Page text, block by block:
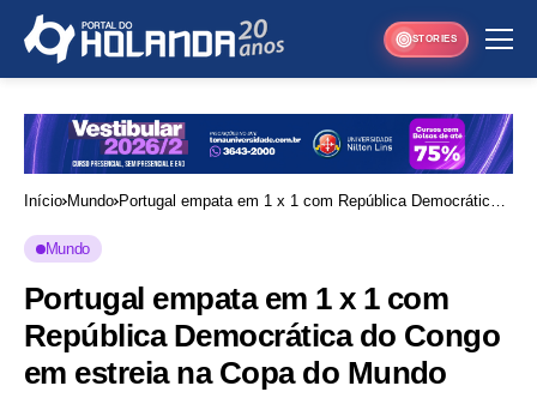
STORIES
Início Mundo Portugal empata em 1 x 1 com República Democrática
Mundo
Portugal empata em 1 x 1 com
República Democrática do Congo
em estreia na Copa do Mundo